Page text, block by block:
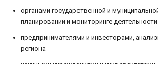
органами государственной и
планировании и мониторинге деятельности
предпринимателями и инвесторами,
региона